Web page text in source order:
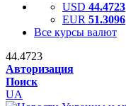
USD 44.4723
EUR 51.3096
Все курсы валют
44.4723
Авторизация
Поиск
UA